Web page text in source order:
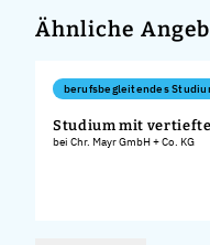
Ähnliche
berufsbegleitendes
Studium mit
bei Chr. Mayr GmbH + Co. KG